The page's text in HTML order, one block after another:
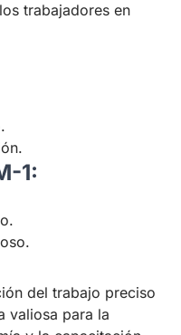
trabajadores en
1:
del trabajo preciso
valiosa para la